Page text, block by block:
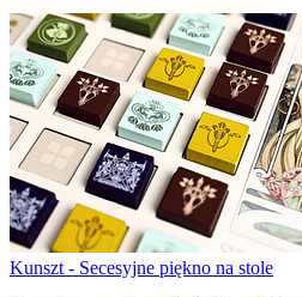
Kunszt - Secesyjne piękno na stole